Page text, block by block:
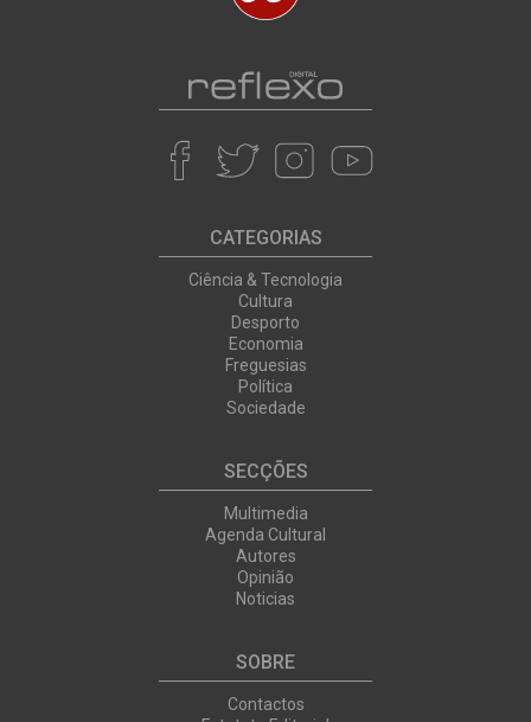
CATEGORIAS
Ciência & Tecnologia
Cultura
Desporto
Economia
Freguesias
Política
Sociedade
SECÇÕES
Multimedia
Agenda Cultural
Autores
Opinião
Noticias
SOBRE
Contactos